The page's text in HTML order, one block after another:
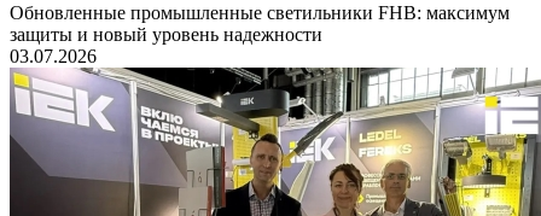
Обновленные промышленные светильники FHB: максимум
защиты и новый уровень надежности
03.07.2026